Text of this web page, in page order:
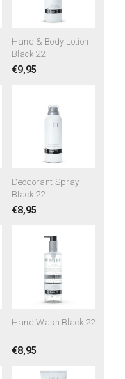
Hand & Body Lotion
Black 22
€9,95
Deodorant Spray
Black 22
€8,95
Hand Wash Black 22
€8,95